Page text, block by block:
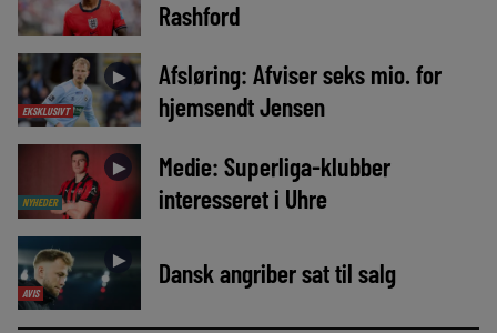
Rashford
EKSKLUSIVT
►
Afsløring: Afviser seks mio. for
hjemsendt Jensen
NYHEDER
►
Medie: Superliga-klubber
interesseret i Uhre
AVIS
► Dansk angriber sat til salg